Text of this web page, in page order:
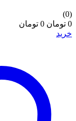
(0)
0 تومان
0 تومان
خرید